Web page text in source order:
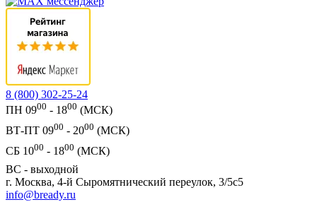
8 (800) 302-25-24
ПН 0900 - 1800 (МСК)
ВТ-ПТ 0900 - 2000 (МСК)
СБ 1000 - 1800 (МСК)
ВС - выходной
г. Москва, 4-й Сыромятнический переулок, 3/5с5
info@bready.ru